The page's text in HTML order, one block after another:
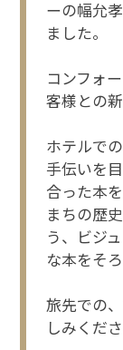
ーの幅允
ました。
コンフォ
客様との
ホテルで
手伝いを
合った本
まちの歴
う、ビジ
な本をそ
旅先での
しみくださ